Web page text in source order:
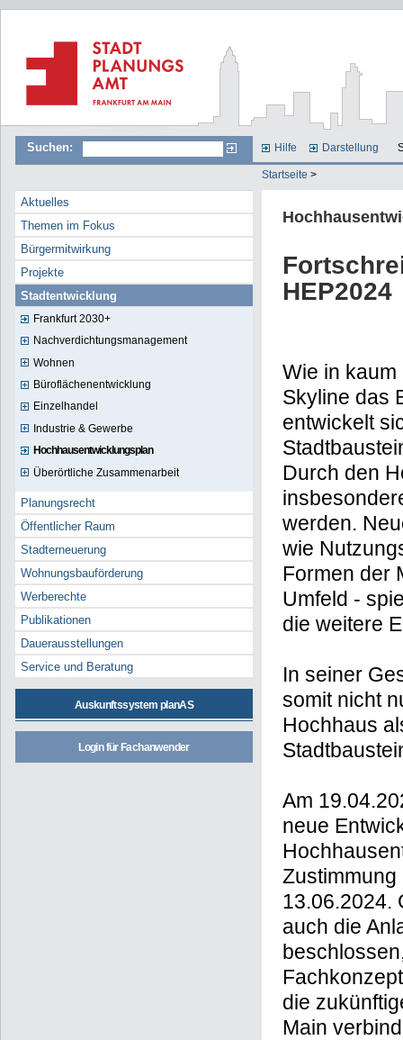
Suchen: Hilfe Darstellung
Startseite >
Aktuelles
Themen im Fokus
Bürgermitwirkung
Projekte
Stadtentwicklung
Frankfurt 2030+
Nachverdichtungsmanagement
Wohnen
Büroflächenentwicklung
Einzelhandel
Industrie & Gewerbe
Hochhausentwicklungsplan
Überörtliche Zusammenarbeit
Planungsrecht
Öffentlicher Raum
Stadterneuerung
Wohnungsbauförderung
Werberechte
Publikationen
Dauerausstellungen
Service und Beratung
Auskunftssystem planAS
Login für Fachanwender
HEP2024
Wie in
Skyline das
entwickelt
Durch den
werden.
wie
Formen der
Umfeld -
die weitere
In seiner
somit nicht
Hochhaus
Am
neue
13.06.2024.
auch die
die
Main